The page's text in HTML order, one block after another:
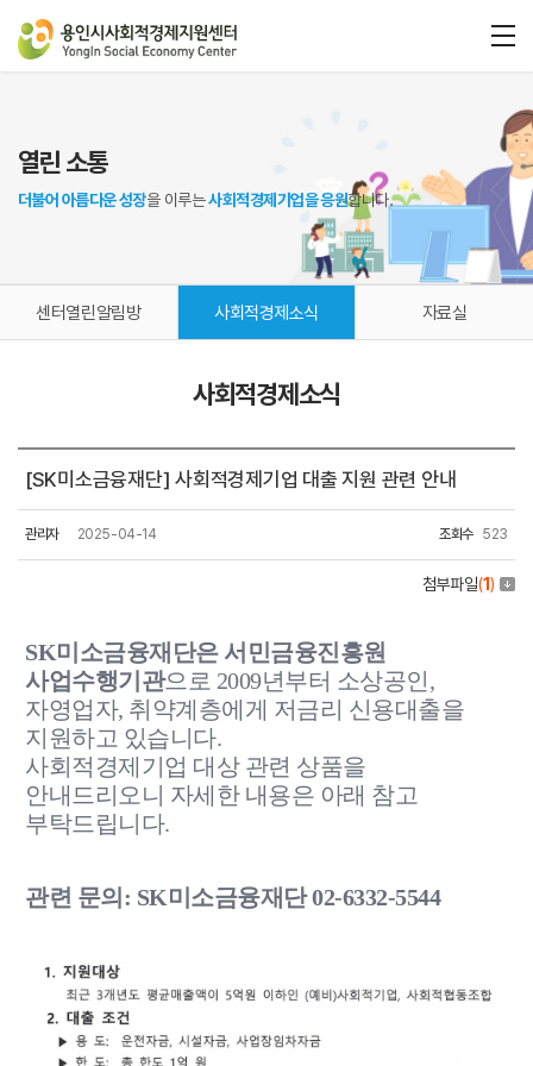
열린 소통
더불어 아름다운 성장을 이루는사회적경제기업을 응원합니다.
센터열린알림방 사회적경제소식 자료실
사회적경제소식
[SK미소금융재단] 사회적경제기업 대출 지원 관련 안내
관리자 2025-04-14 조회수 523
첨부파일(1)
SK미소금융재단은 서민금융진흥원
사업수행기관으로 2009년부터 소상공인,
자영업자, 취약계층에게 저금리 신용대출을
지원하고 있습니다.
사회적경제기업 대상 관련 상품을
안내드리오니 자세한 내용은 아래 참고
부탁드립니다.
관련 문의: SK미소금융재단 02-6332-5544